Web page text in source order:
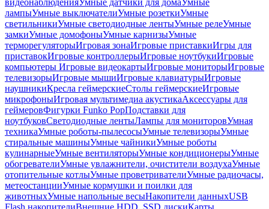
видеонаблюденияУмные датчики для домаУмные
лампыУмные выключателиУмные розеткиУмные
светильникиУмные светодиодные лентыУмные релеУмные
замкиУмные домофоныУмные карнизыУмные
терморегуляторыИгровая зонаИгровые приставкиИгры для
приставокИгровые контроллерыИгровые ноутбукиИгровые
компьютеры Игровые видеокартыИгровые мониторыИгровые
телевизорыИгровые мышиИгровые клавиатурыИгровые
наушникиКресла геймерскиеСтолы геймерскиеИгровые
микрофоныИгровая мультимедиа акустикаАксессуары для
геймеровФигурки Funko PopПодставки для
ноутбуковСветодиодные лентыЛампы для мониторовУмная
техникаУмные роботы-пылесосыУмные телевизорыУмные
стиральные машиныУмные чайникиУмные роботы
кулинарныеУмные вентиляторыУмные кондиционерыУмные
обогревателиУмные увлажнители, очистители воздухаУмные
отопительные котлыУмные проветривателиУмные радиочасы,
метеостанцииУмные кормушки и поилки для
животныхУмные напольные весыНакопители данныхUSB
Flash накопителиВнешние HDD, SSD дискиКарты